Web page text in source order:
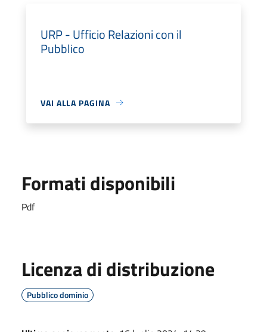
URP - Ufficio Relazioni con il
Pubblico
VAI ALLA PAGINA
Formati disponibili
Pdf
Licenza di distribuzione
Pubblico dominio